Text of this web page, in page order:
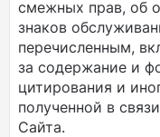
смежных прав, об
знаков
перечисленным,
за содержание и
цитирования и
полученной в
Сайта.